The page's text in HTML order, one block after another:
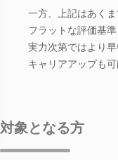
一方、上記はあくま
フラットな評価基準
実力次第ではより早
キャリアアップも
対象となる方